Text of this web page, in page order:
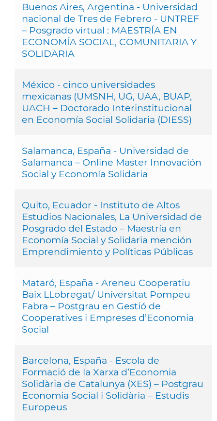
Buenos Aires, Argentina - Universidad
nacional de Tres de Febrero - UNTREF
– Posgrado virtual : MAESTRÍA EN
ECONOMÍA SOCIAL, COMUNITARIA Y
SOLIDARIA
México - cinco universidades
mexicanas (UMSNH, UG, UAA, BUAP,
UACH – Doctorado Interinstitucional
en Economía Social Solidaria (DIESS)
Salamanca, España - Universidad de
Salamanca – Online Master Innovación
Social y Economía Solidaria
Quito, Ecuador - Instituto de Altos
Estudios Nacionales, La Universidad de
Posgrado del Estado – Maestría en
Economía Social y Solidaria mención
Emprendimiento y Políticas Públicas
Mataró, España - Areneu Cooperatiu
Baix LLobregat/ Universitat Pompeu
Fabra – Postgrau en Gestió de
Cooperatives i Empreses d’Economia
Social
Barcelona, España - Escola de
Formació de la Xarxa d’Economia
Solidària de Catalunya (XES) – Postgrau
Economia Social i Solidària – Estudis
Europeus